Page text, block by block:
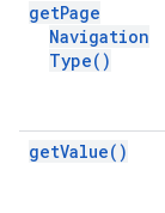
getPage
Navigation
Type( )
getValue( )